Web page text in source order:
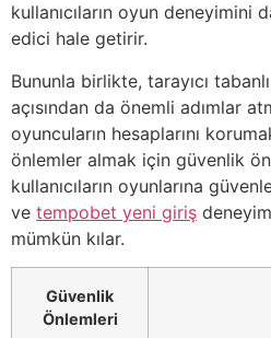
kullanıcıların oyun deneyimini
edici hale getirir.
Bununla birlikte, tarayıcı
açısından da önemli adımlar
oyuncuların hesaplarını
önlemler almak için güvenlik
kullanıcıların oyunlarına
ve tempobet yeni giriş
mümkün kılar.
Güvenlik
Önlemleri